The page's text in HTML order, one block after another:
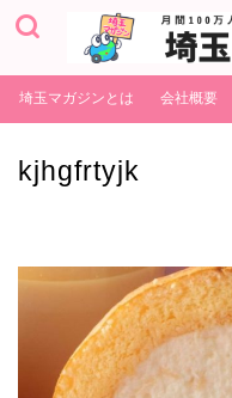
埼玉マガジンとは 会社概要
kjhgfrtyjk